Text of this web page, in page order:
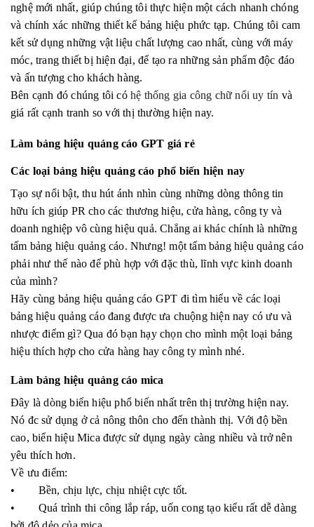
nghệ mới nhất, giúp chúng tôi thực hiện một cách nhanh chóng
và chính xác những thiết kế bảng hiệu phức tạp. Chúng tôi cam
kết sử dụng những vật liệu chất lượng cao nhất, cùng với máy
móc, trang thiết bị hiện đại, để tạo ra những sản phẩm độc đáo
và ấn tượng cho khách hàng.
Bên cạnh đó chúng tôi có hệ thống gia công chữ nổi uy tín và
giá rất cạnh tranh so với thị thường hiện nay.
Làm bảng hiệu quảng cáo GPT giá rẻ
Các loại bảng hiệu quảng cáo phổ biến hiện nay
Tạo sự nổi bật, thu hút ánh nhìn cùng những dòng thông tin
hữu ích giúp PR cho các thương hiệu, cửa hàng, công ty và
doanh nghiệp vô cùng hiệu quả. Chẳng ai khác chính là những
tấm bảng hiệu quảng cáo. Nhưng! một tấm bảng hiệu quảng cáo
phải như thế nào để phù hợp với đặc thù, lĩnh vực kinh doanh
của mình?
Hãy cùng bảng hiệu quảng cáo GPT đi tìm hiểu về các loại
bảng hiệu quảng cáo đang được ưa chuộng hiện nay có ưu và
nhược điểm gì? Qua đó bạn hạy chọn cho mình một loại bảng
hiệu thích hợp cho cửa hàng hay công ty mình nhé.
Làm bảng hiệu quảng cáo mica
Đây là dòng biển hiệu phổ biến nhất trên thị trường hiện nay.
Nó đc sử dụng ở cả nông thôn cho đến thành thị. Với độ bền
cao, biển hiệu Mica được sử dụng ngày càng nhiều và trở nên
yêu thích hơn.
Về ưu điểm:
• Bền, chịu lực, chịu nhiệt cực tốt.
• Quá trình thi công lắp ráp, uốn cong tạo kiểu rất dễ dàng